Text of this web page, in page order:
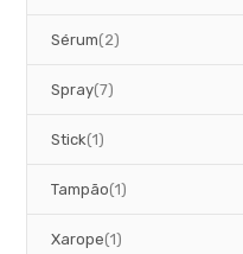
Sérum 2
artigos
Spray 7
artigos
Stick 1
artigo
Tampão 1
artigo
Xarope 1
artigo